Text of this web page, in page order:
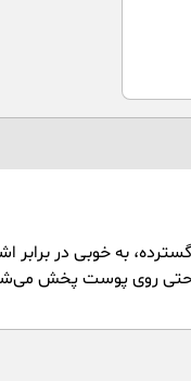
روی پوست پخش